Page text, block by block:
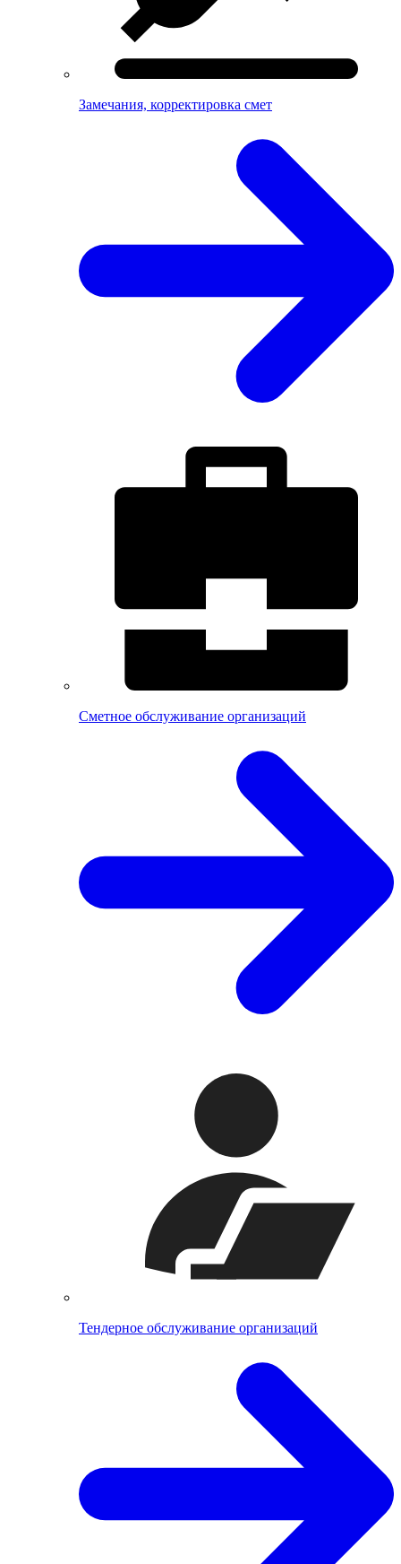
Замечания, корректировка смет
Сметное обслуживание организаций
Тендерное обслуживание организаций